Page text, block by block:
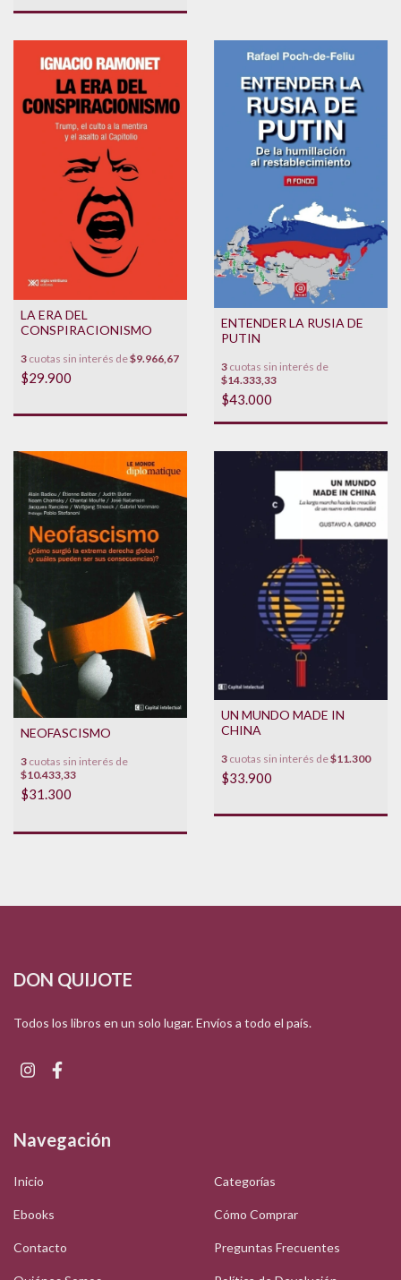
LA ERA DEL
CONSPIRACIONISMO
3 cuotas sin interés de$9.966,67
$29.900
ENTENDER LA RUSIA DE
PUTIN
3 cuotas sin interés de
$14.333,33
$43.000
NEOFASCISMO
3 cuotas sin interés de
$10.433,33
$31.300
UN MUNDO MADE IN
CHINA
3 cuotas sin interés de$11.300
$33.900
DON QUIJOTE
Todos los libros en un solo lugar. Envíos a todo el país.
Navegación
Inicio Categorías
Ebooks Cómo Comprar
Contacto Preguntas Frecuentes